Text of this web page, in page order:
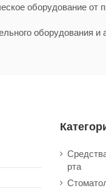
оборудование от
оборудования и
рта